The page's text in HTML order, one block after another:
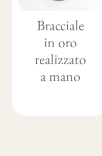
Bracciale
in oro
realizzato
a mano